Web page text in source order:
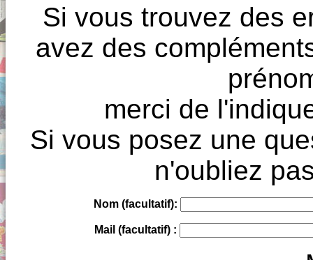
Si vous trouvez des
avez des
merci de
Si vous posez une
n'oubliez
Nom (facultatif):
Mail (facultatif) :